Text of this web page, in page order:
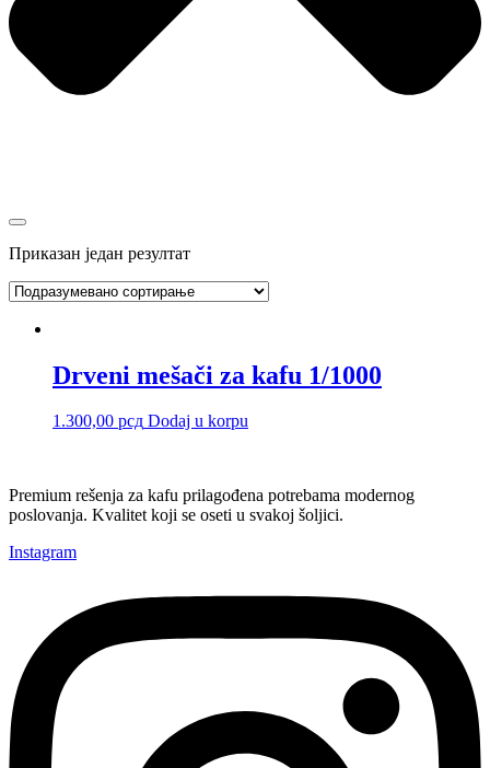
Приказан један резултат
Drveni mešači za kafu 1/1000
1.300,00 рсд Dodaj u korpu
Premium rešenja za kafu prilagođena potrebama modernog
poslovanja. Kvalitet koji se oseti u svakoj šoljici.
Instagram